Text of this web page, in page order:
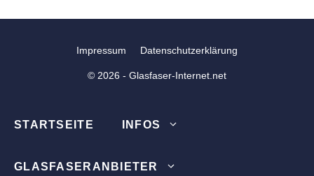
Impressum Datenschutzerklärung
© 2026 - Glasfaser-Internet.net
STARTSEITE INFOS
GLASFASERANBIETER